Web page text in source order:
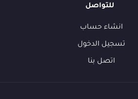
للتواصل
انشاء حساب
تسجيل الدخول
اتصل بنا